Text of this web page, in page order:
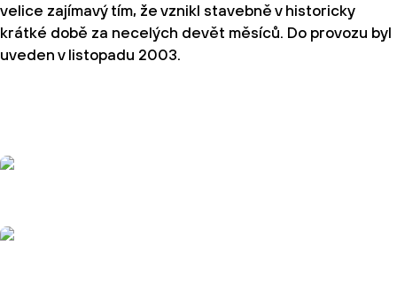
velice zajímavý tím, že vznikl stavebně v historicky
krátké době za necelých devět měsíců. Do provozu byl
uveden v listopadu 2003.